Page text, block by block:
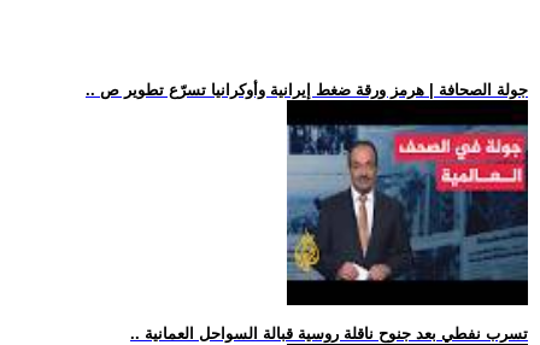
.. جولة الصحافة | هرمز ورقة ضغط إيرانية وأوكرانيا تسرّع تطوير ص
.. تسرب نفطي بعد جنوح ناقلة روسية قبالة السواحل العمانية